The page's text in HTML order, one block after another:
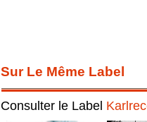
Sur Le Même Label
Consulter le Label